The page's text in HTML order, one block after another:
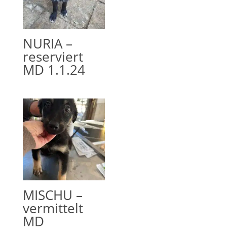
NURIA –
reserviert
MD 1.1.24
MISCHU –
vermittelt
MD